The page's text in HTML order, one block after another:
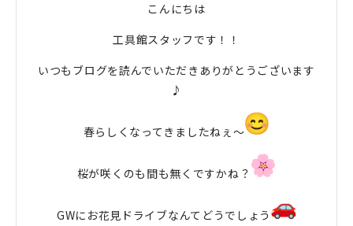
こんにちは
工具館スタッフです！！
いつもブログを読んでいただきありがとうございます
♪
春らしくなってきましたねぇ〜
桜が咲くのも間も無くですかね？
GWにお花見ドライブなんてどうでしょう